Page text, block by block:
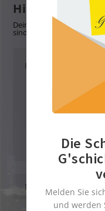
Hinterlasse
Deine E-Mail-Adresse
sind mit markiert
Die
Melden Sie
und werden